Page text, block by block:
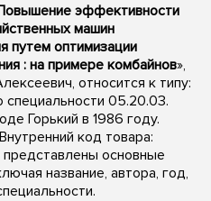
эффективности
машин
путем оптимизации
: на примере комбайнов»,
относится к типу:
специальности 05.20.03.
Горький в 1986 году.
код товара:
основные
название, автора, год,